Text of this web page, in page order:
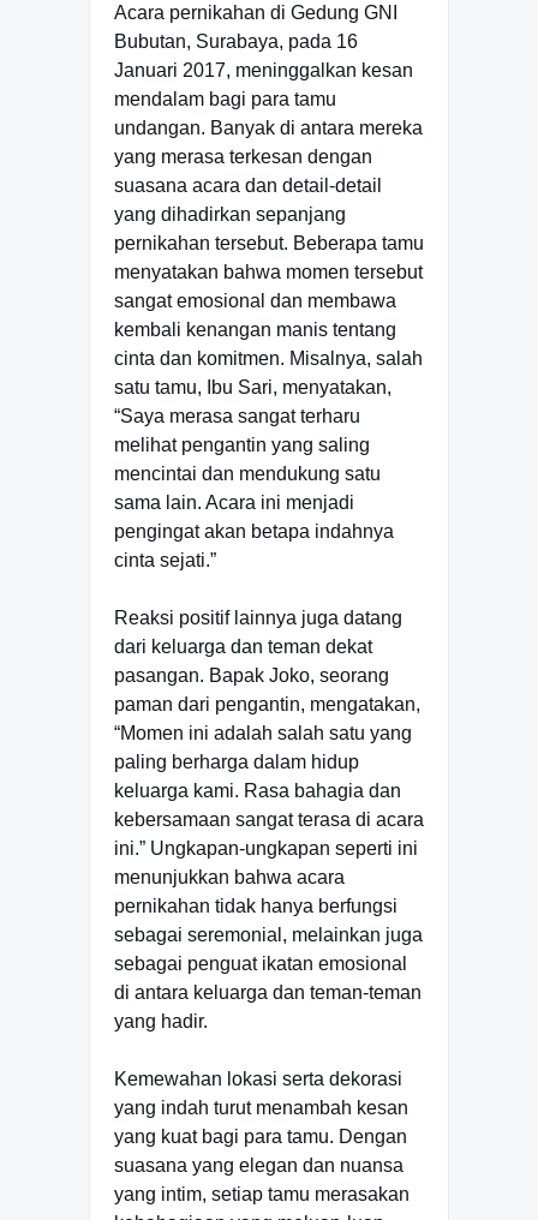
Acara pernikahan di Gedung GNI
Bubutan, Surabaya, pada 16
Januari 2017, meninggalkan kesan
mendalam bagi para tamu
undangan. Banyak di antara mereka
yang merasa terkesan dengan
suasana acara dan detail-detail
yang dihadirkan sepanjang
pernikahan tersebut. Beberapa tamu
menyatakan bahwa momen tersebut
sangat emosional dan membawa
kembali kenangan manis tentang
cinta dan komitmen. Misalnya, salah
satu tamu, Ibu Sari, menyatakan,
“Saya merasa sangat terharu
melihat pengantin yang saling
mencintai dan mendukung satu
sama lain. Acara ini menjadi
pengingat akan betapa indahnya
cinta sejati.”
Reaksi positif lainnya juga datang
dari keluarga dan teman dekat
pasangan. Bapak Joko, seorang
paman dari pengantin, mengatakan,
“Momen ini adalah salah satu yang
paling berharga dalam hidup
keluarga kami. Rasa bahagia dan
kebersamaan sangat terasa di acara
ini.” Ungkapan-ungkapan seperti ini
menunjukkan bahwa acara
pernikahan tidak hanya berfungsi
sebagai seremonial, melainkan juga
sebagai penguat ikatan emosional
di antara keluarga dan teman-teman
yang hadir.
Kemewahan lokasi serta dekorasi
yang indah turut menambah kesan
yang kuat bagi para tamu. Dengan
suasana yang elegan dan nuansa
yang intim, setiap tamu merasakan